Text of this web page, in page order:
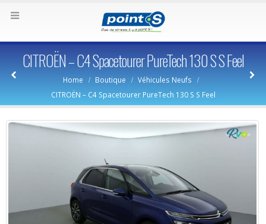
CITROËN – C4 Spacetourer PureTech 130 S S Feel
Home Boutique
Véhicules Neufs
CITROËN – C4 Spacetourer PureTech 130 S S Feel